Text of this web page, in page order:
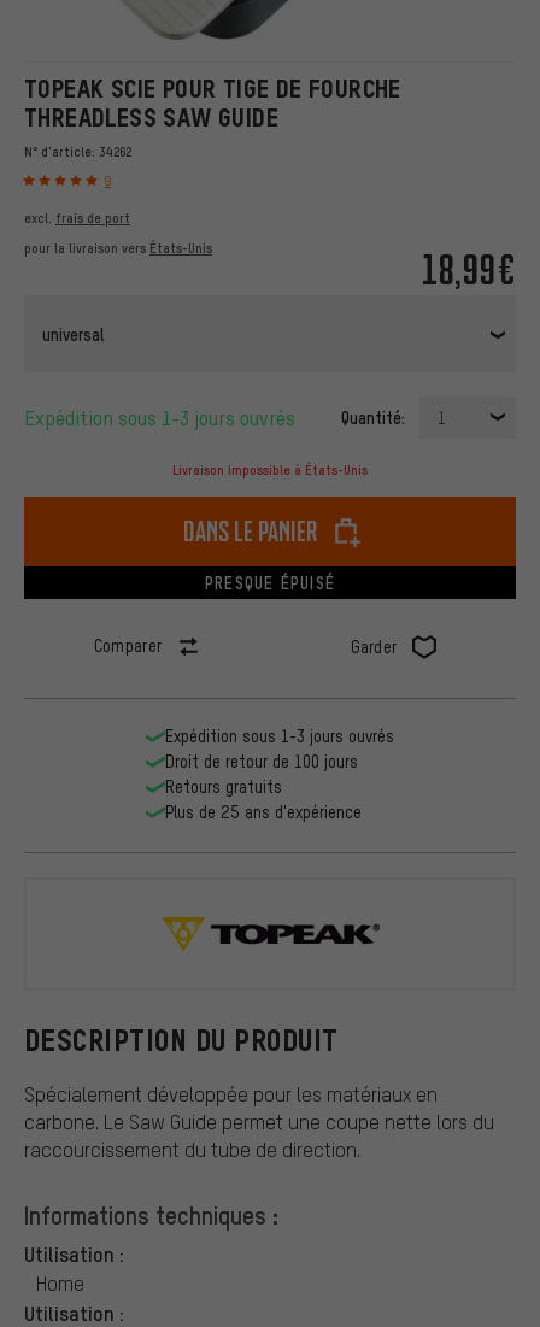
TOPEAK SCIE POUR TIGE DE FOURCHE
THREADLESS SAW GUIDE
N° d'article: 34262
9
18,99€
excl. frais de port
pour la livraison vers États-Unis
universal
Expédition sous 1-3 jours ouvrés Quantité: 1
Livraison impossible à États-Unis
dans le panier
PRESQUE ÉPUISÉ
Comparer Garder
DESCRIPTION DU PRODUIT
Spécialement développée pour les matériaux en
carbone. Le Saw Guide permet une coupe nette lors du
raccourcissement du tube de direction.
Informations techniques :
Utilisation :
Home
Utilisation :
Expédition sous 1-3 jours ouvrés
Droit de retour de 100 jours
Retours gratuits
Plus de 25 ans d'expérience